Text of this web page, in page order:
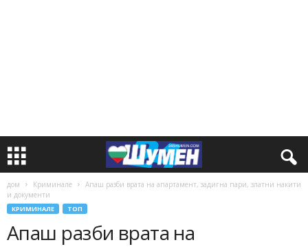
дом Криминале
Апаш разби врата на апартамент, задигна пари, златни накити
и документи
КРИМИНАЛЕ ТОП
Апаш разби врата на